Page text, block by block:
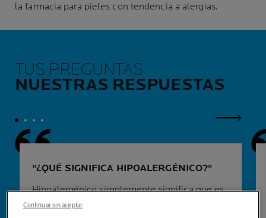
la farmacia para pieles con tendencia a alergias.
TUS PREGUNTAS
NUESTRAS RESPUESTAS
Panel
¿QUÉ SIGNIFICA HIPOALERGÉNICO?
Hipoalergénico simplemente significa que es
poco probable que un producto (normalmente
Continuar sin aceptar